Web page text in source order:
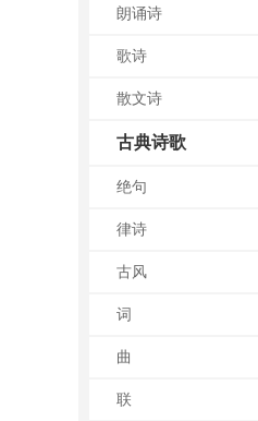
朗诵诗
歌诗
散文诗
古典诗歌
绝句
律诗
古风
词
曲
联